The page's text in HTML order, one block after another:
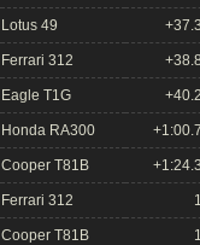
Lotus 49
Ferrari 312
Eagle T1G
Honda RA300
Cooper T81B
Ferrari 312
Cooper T81B